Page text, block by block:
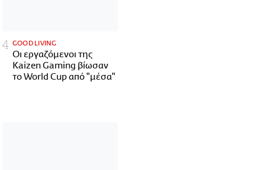
GOOD LIVING
Οι εργαζόμενοι της
Kaizen Gaming βίωσαν
το World Cup από "μέσα"